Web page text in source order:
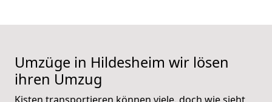
Umzüge in Hildesheim wir lösen
ihren Umzug